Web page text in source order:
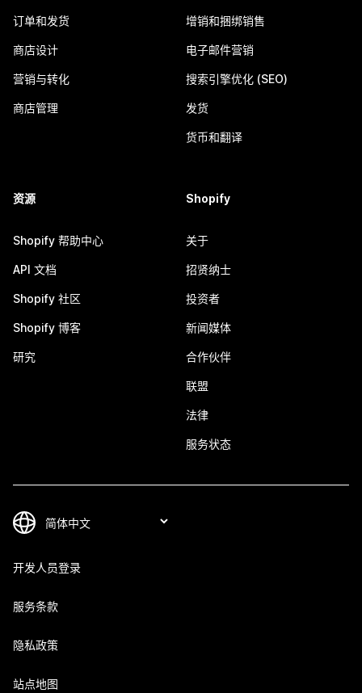
订单和发货
商店设计
营销与转化
商店管理
增销和捆绑销售
电子邮件营销
搜索引擎优化 (SEO)
发货
货币和翻译
资源
Shopify 帮助中心
API 文档
Shopify 社区
Shopify 博客
研究
Shopify
关于
招贤纳士
投资者
新闻媒体
合作伙伴
联盟
法律
服务状态
开发人员登录
服务条款
隐私政策
站点地图